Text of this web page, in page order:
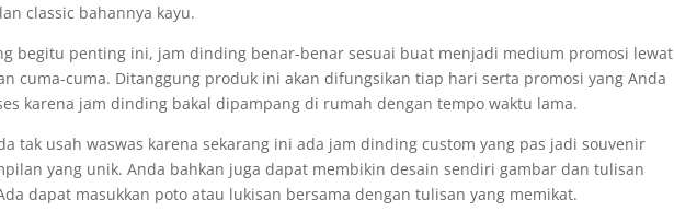
classic bahannya kayu.
begitu penting ini, jam dinding benar-benar sesuai buat menjadi medium promosi lewat
cuma-cuma. Ditanggung produk ini akan difungsikan tiap hari serta promosi yang Anda
karena jam dinding bakal dipampang di rumah dengan tempo waktu lama.
tak usah waswas karena sekarang ini ada jam dinding custom yang pas jadi souvenir
yang unik. Anda bahkan juga dapat membikin desain sendiri gambar dan tulisan
dapat masukkan poto atau lukisan bersama dengan tulisan yang memikat.